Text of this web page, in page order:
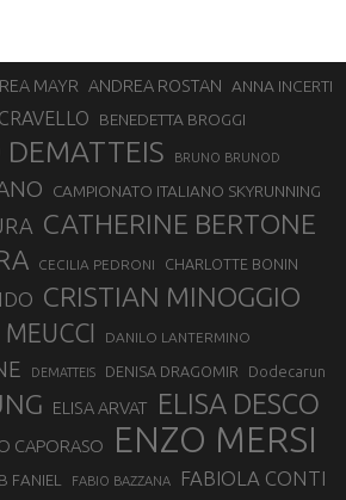
MAYR ANDREA ROSTAN ANNA INCERTI
BENEDETTA BROGGI
DEMATTEIS BRUNO BRUNOD
CAMPIONATO ITALIANO SKYRUNNING
CATHERINE BERTONE
CECILIA PEDRONI CHARLOTTE BONIN
CRISTIAN MINOGGIO
DANILO LANTERMINO
DEMATTEIS DENISA DRAGOMIR Dodecarun
ELISA ARVAT ELISA DESCO
CAPORASO ENZO MERSI
FANIEL FABIO BAZZANA FABIOLA CONTI